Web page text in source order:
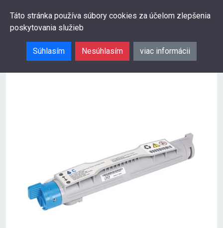
Táto stránka používa súbory cookies za účelom zlepšenia
poskytovania služieb
Súhlasím Nesúhlasím viac informácii